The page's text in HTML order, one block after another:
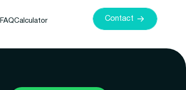
FAQCalculator Contact